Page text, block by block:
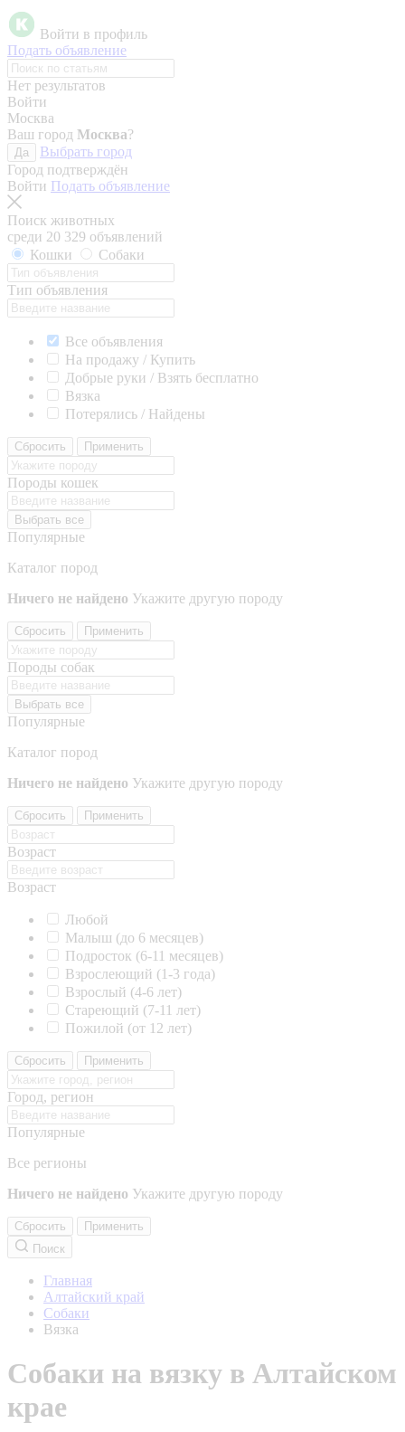
Войти в профиль
Подать объявление
Нет результатов
Войти
Москва
Ваш город Москва?
Да
Выбрать город
Город подтверждён
Войти Подать объявление
Поиск животных
среди 20 329 объявлений
Кошки
Собаки
Тип объявления
Все объявления
На продажу / Купить
Добрые руки / Взять бесплатно
Вязка
Потерялись / Найдены
Сбросить Применить
Породы кошек
Выбрать все
Популярные
Каталог пород
Ничего не найдено Укажите другую породу
Сбросить Применить
Породы собак
Выбрать все
Популярные
Каталог пород
Ничего не найдено Укажите другую породу
Сбросить Применить
Возраст
Возраст
Любой
Малыш (до 6 месяцев)
Подросток (6-11 месяцев)
Взрослеющий (1-3 года)
Взрослый (4-6 лет)
Стареющий (7-11 лет)
Пожилой (от 12 лет)
Сбросить Применить
Город, регион
Популярные
Все регионы
Ничего не найдено Укажите другую породу
Сбросить
Применить
Поиск
Главная
Алтайский край
Собаки
Вязка
Собаки на вязку в Алтайском
крае